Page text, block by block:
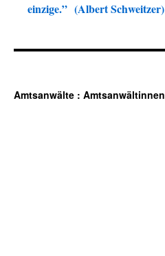
einzige.” (Albert Schweitzer)
Amtsanwälte : Amtsanwältinnen